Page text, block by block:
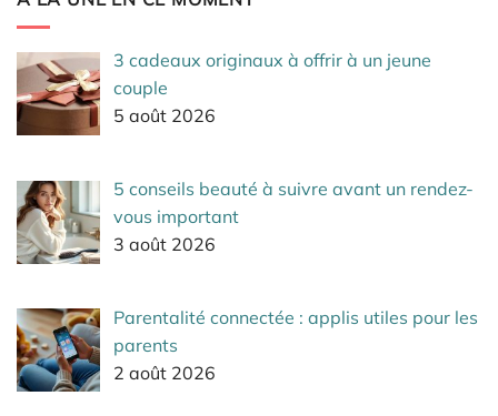
3 cadeaux originaux à offrir à un jeune
couple
5 août 2026
5 conseils beauté à suivre avant un rendez-
vous important
3 août 2026
Parentalité connectée : applis utiles pour les
parents
2 août 2026